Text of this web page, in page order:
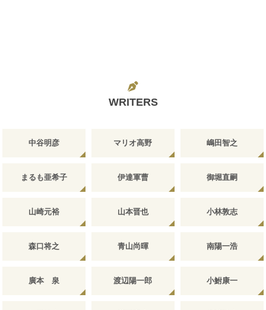
WRITERS
中谷明彦 マリオ高野 嶋田智之
まるも亜希子 伊達軍曹 御堀直嗣
山崎元裕 山本晋也 小林敦志
森口将之 青山尚暉 南陽一浩
廣本 泉 渡辺陽一郎 小鮒康一